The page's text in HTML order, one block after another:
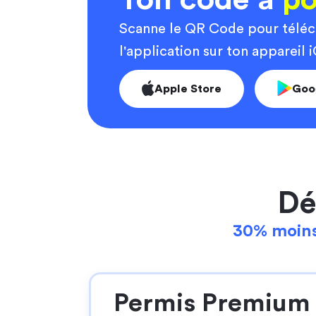
Scanne le QR Code pour
l'application sur ton appareil
Apple Store
30%
Permis Premium